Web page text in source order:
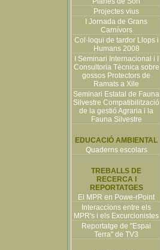
Projectes vius
I Jornada de Grans
Carnívors
Col·loqui de tardor Llops i
Humans 2008
I Seminari Internacional i I
Consultoria Tècnica sobre
gossos Protectors de
Ramats a Xile
Seminari Estatal de Fauna
Silvestre Compatibilització
de la gestió Agraria i la
Fauna Silvestre
EDUCACIÓ AMBIENTAL
Quaderns escolars
TREBALLS DE
RECERCA I
REPORTATGES
El MPR en Powe-rPoint
Interaccions entre els
MPR's i els Excurcionistes
Reportatge de "Espai
Terra" de TV3